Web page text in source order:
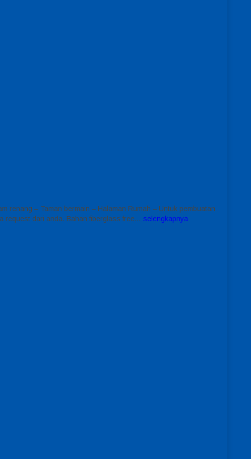
renang – Taman bermain – Halaman Rumah – Untuk pembuatan
request dari anda. Bahan fiberglass free… selengkapnya